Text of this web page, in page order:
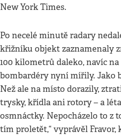
New York Times.
Po necelé minutě radary
křižníku objekt zaznamenaly
100 kilometrů daleko, navíc
bombardéry nyní mířily. Jako
Než ale na místo dorazily,
trysky, křídla ani rotory – a
osmnáctky. Nepocházelo to z
tím proletět,“ vyprávěl